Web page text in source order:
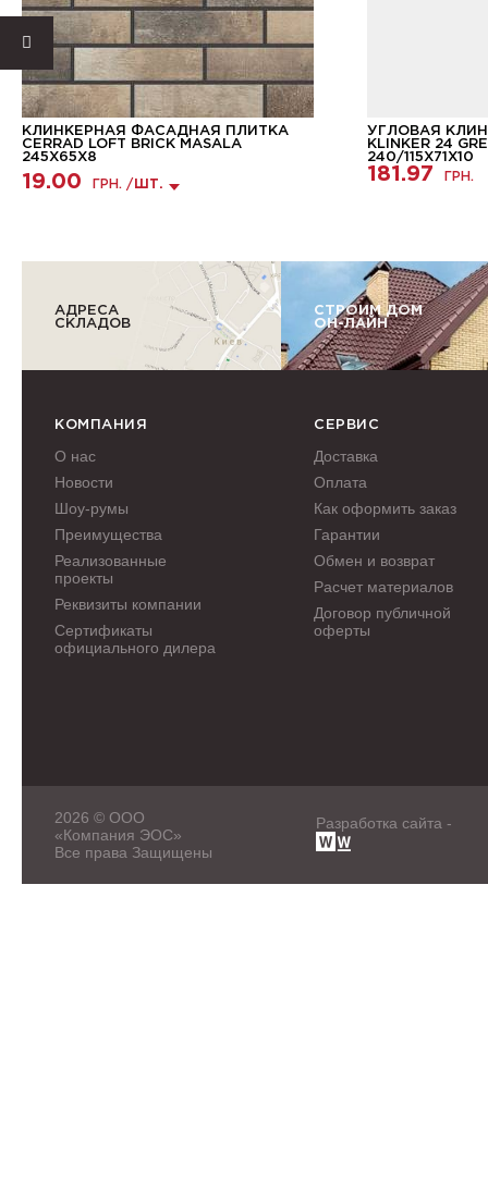
КЛИНКЕРНАЯ ФАСАДНАЯ ПЛИТКА
CERRAD LOFT BRICK MASALA
245Х65Х8
19.00 ГРН. / ШТ.
УГЛОВАЯ
KLINKER 24
240/115Х71Х10
181.97 ГРН.
АДРЕСА
СКЛАДОВ
СТРОИМ ДОМ
ОН-ЛАЙН
КОМПАНИЯ
О нас
Новости
Шоу-румы
Преимущества
Реализованные
проекты
Реквизиты компании
Сертификаты
официального дилера
СЕРВИС
Доставка
Оплата
Как оформить заказ
Гарантии
Обмен и возврат
Расчет материалов
Договор публичной
оферты
2026 © ООО
«Компания ЭОС»
Все права Защищены
Разработка сайта -